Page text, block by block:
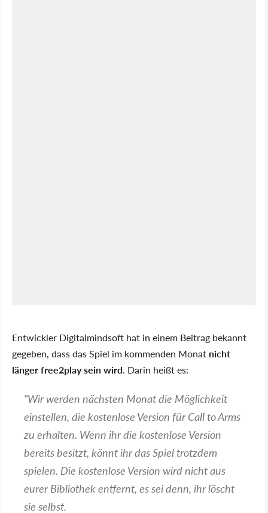
Entwickler Digitalmindsoft hat in einem Beitrag bekannt
gegeben, dass das Spiel im kommenden Monat nicht
länger free2play sein wird. Darin heißt es:
"Wir werden nächsten Monat die Möglichkeit
einstellen, die kostenlose Version für Call to Arms
zu erhalten. Wenn ihr die kostenlose Version
bereits besitzt, könnt ihr das Spiel trotzdem
spielen. Die kostenlose Version wird nicht aus
eurer Bibliothek entfernt, es sei denn, ihr löscht
sie selbst.